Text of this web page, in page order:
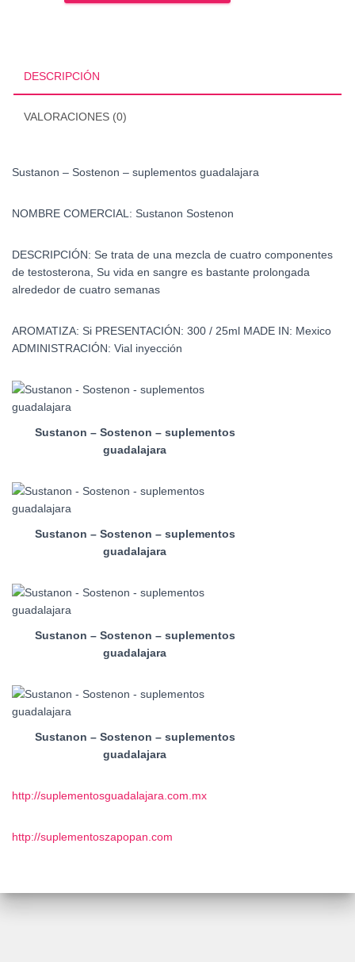
DESCRIPCIÓN
VALORACIONES (0)
Sustanon – Sostenon – suplementos guadalajara
NOMBRE COMERCIAL: Sustanon Sostenon
DESCRIPCIÓN: Se trata de una mezcla de cuatro componentes
de testosterona, Su vida en sangre es bastante prolongada
alrededor de cuatro semanas
AROMATIZA: Si PRESENTACIÓN: 300 / 25ml MADE IN: Mexico
ADMINISTRACIÓN: Vial inyección
Sustanon – Sostenon – suplementos
guadalajara
Sustanon – Sostenon – suplementos
guadalajara
Sustanon – Sostenon – suplementos
guadalajara
Sustanon – Sostenon – suplementos
guadalajara
http://suplementosguadalajara.com.mx
http://suplementoszapopan.com